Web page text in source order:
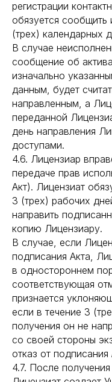
регистрации
обязуется сообщить
(трех) календарных
В случае
сообщение об
изначально
данным, будет
направленным, а
переданной
день направления
доступами.
4.6. Лицензиар
передаче прав
Акт). Лицензиат
3 (трех) рабочих
направить
копию Лицензиару.
В случае, если
подписания Акта,
в одностороннем
соответствующая
признается
если в течение 3
получения он не
со своей стороны
отказ от подписания
4.7. После